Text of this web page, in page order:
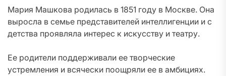
Мария Машкова родилась в 1851 году в Москве. Она
выросла в семье представителей интеллигенции и с
детства проявляла интерес к искусству и театру.
Ее родители поддерживали ее творческие
устремления и всячески поощряли ее в амбициях.